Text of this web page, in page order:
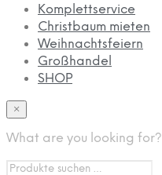
Komplettservice
Christbaum mieten
Weihnachtsfeiern
Großhandel
SHOP
×
What are you looking for?